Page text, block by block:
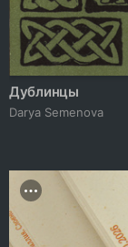
Дублинцы
Darya Semenova